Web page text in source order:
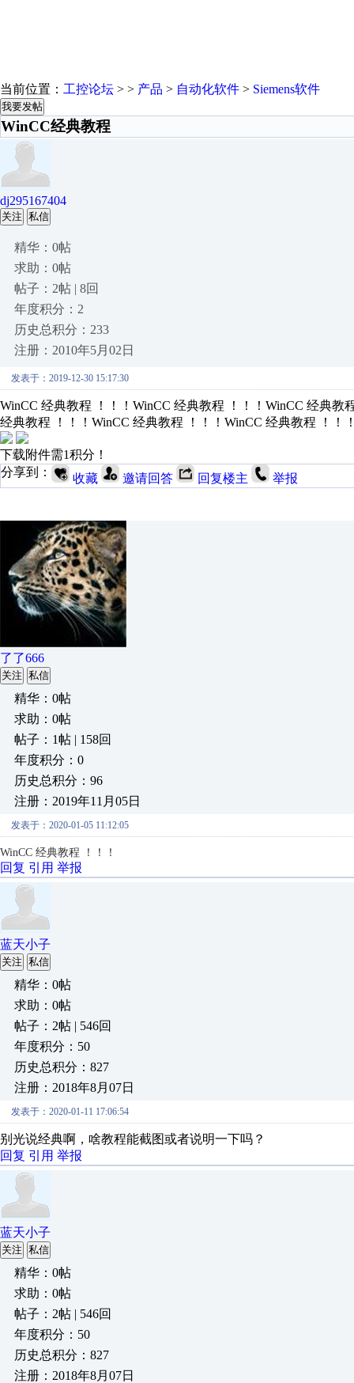
当前位置： 工控论坛 > > 产品 > 自动化软件 > Siemens软件
我要发帖
WinCC经典教程
dj295167404
关注 私信
精华：0帖
求助：0帖
帖子：2帖 | 8回
年度积分：2
历史总积分：233
注册：2010年5月02日
发表于：2019-12-30 15:17:30
WinCC 经典教程 ！！！WinCC 经典教程 ！！！WinCC 经典
经典教程 ！！！WinCC 经典教程 ！！！WinCC 经典教程 ！！
下载附件需1积分！
分享到：
收藏 邀请回答 回复楼主 举报
了了666
关注 私信
精华：0帖
求助：0帖
帖子：1帖 | 158回
年度积分：0
历史总积分：96
注册：2019年11月05日
发表于：2020-01-05 11:12:05
WinCC 经典教程 ！！！
回复 引用 举报
蓝天小子
关注 私信
精华：0帖
求助：0帖
帖子：2帖 | 546回
年度积分：50
历史总积分：827
注册：2018年8月07日
发表于：2020-01-11 17:06:54
别光说经典啊，啥教程能截图或者说明一下吗？
回复 引用 举报
蓝天小子
关注 私信
精华：0帖
求助：0帖
帖子：2帖 | 546回
年度积分：50
历史总积分：827
注册：2018年8月07日